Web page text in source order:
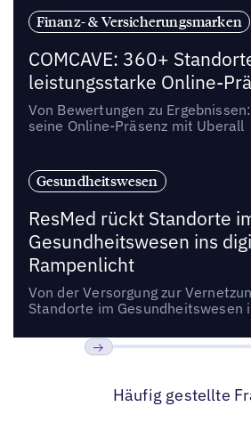
Finanz- & Versicherungsmarken
COMCAVE: 360+
leistungsstarke Online-
Von Bewertungen zu
seine Online-Präsenz mit Uberall
Gesundheitswesen
ResMed rückt Standorte
Gesundheitswesen ins
Rampenlicht
Von der Versorgung zur
Standorte im Gesundheitswesen
Häufig gestellte